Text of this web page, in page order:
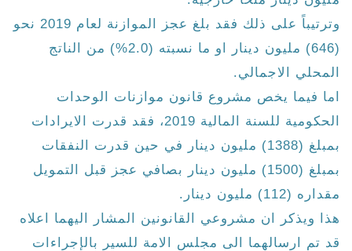
وترتيباً على ذلك فقد بلغ عجز الموازنة لعام 2019 نحو
(646) مليون دينار او ما نسبته (2.0%) من الناتج
المحلي الاجمالي.
اما فيما يخص مشروع قانون موازنات الوحدات
الحكومية للسنة المالية 2019، فقد قدرت الايرادات
بمبلغ (1388) مليون دينار في حين قدرت النفقات
بمبلغ (1500) مليون دينار بصافي عجز قبل التمويل
مقداره (112) مليون دينار.
هذا ويذكر ان مشروعي القانونين المشار اليهما اعلاه
قد تم ارسالهما الى مجلس الامة للسير بالإجراءات